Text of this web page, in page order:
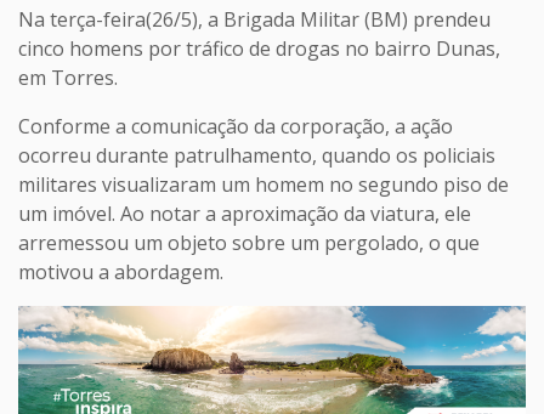
Na terça-feira(26/5), a Brigada Militar (BM) prendeu
cinco homens por tráfico de drogas no bairro Dunas,
em Torres.
Conforme a comunicação da corporação, a ação
ocorreu durante patrulhamento, quando os policiais
militares visualizaram um homem no segundo piso de
um imóvel. Ao notar a aproximação da viatura, ele
arremessou um objeto sobre um pergolado, o que
motivou a abordagem.